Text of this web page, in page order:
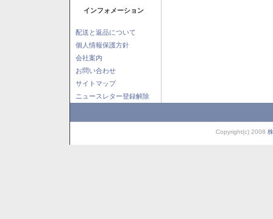
インフォメーション
配送と返品について
個人情報保護方針
会社案内
お問い合わせ
サイトマップ
ニュースレター登録解除
Copyright(c) 2008